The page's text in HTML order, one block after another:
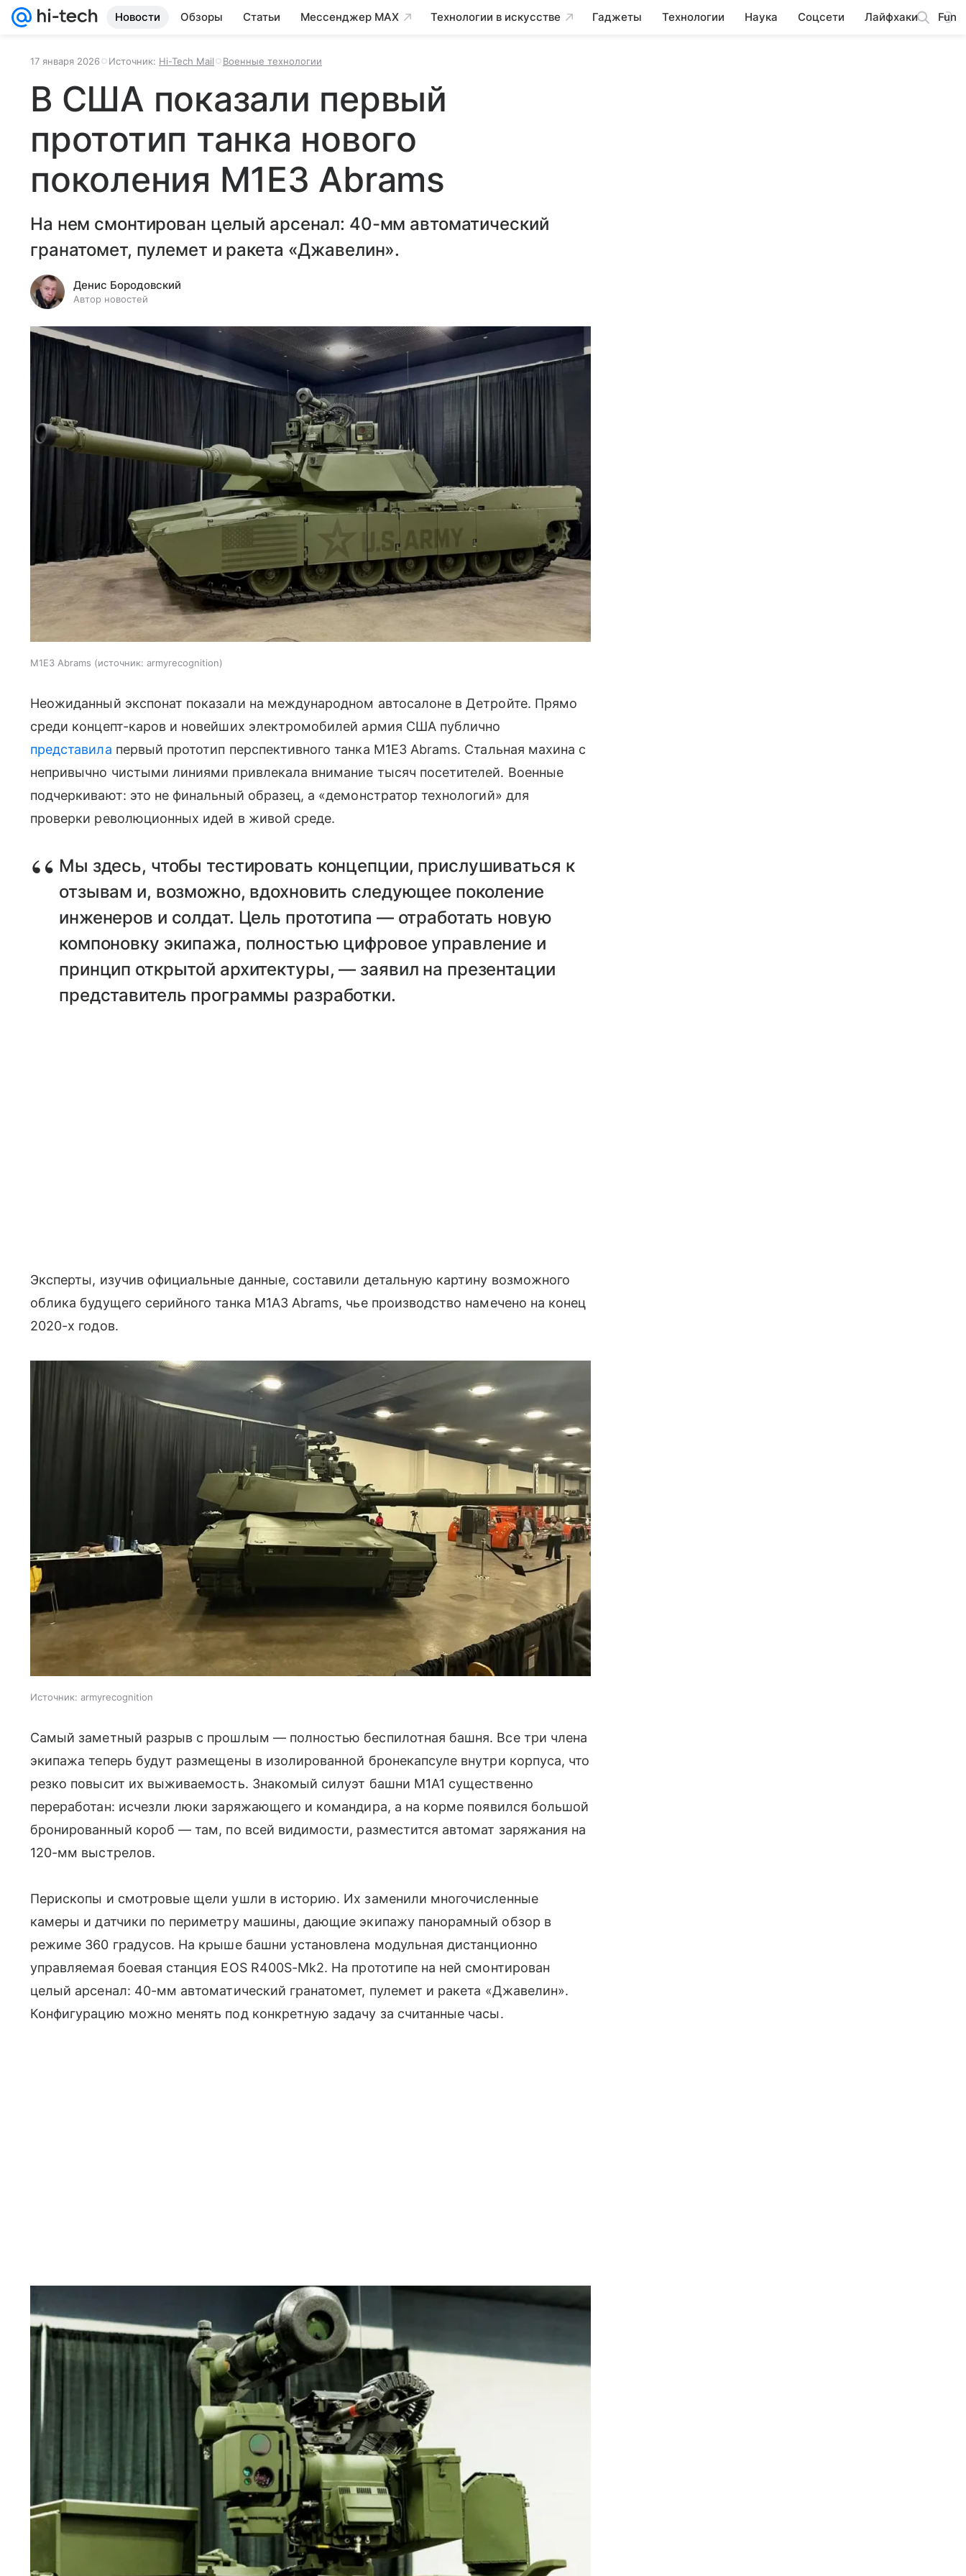
Новости Обзоры Статьи Мессенджер MAX Технологии в искусстве Гаджеты Технологии Наука Соцсети Лайфхаки Fun
17 января 2026 Источник: Hi-Tech Mail Военные технологии
В США показали первый
прототип танка нового
поколения M1E3 Abrams
На нем смонтирован целый арсенал: 40-мм автоматический
гранатомет, пулемет и ракета «Джавелин».
Денис Бородовский
Автор новостей
M1E3 Abrams источник: armyrecognition
Неожиданный экспонат показали на международном автосалоне в Детройте. Прямо
среди концепт-каров и новейших электромобилей армия США публично
представила первый прототип перспективного танка M1E3 Abrams. Стальная махина с
непривычно чистыми линиями привлекала внимание тысяч посетителей. Военные
подчеркивают: это не финальный образец, а «демонстратор технологий» для
проверки революционных идей в живой среде.
Мы здесь, чтобы тестировать концепции, прислушиваться к
отзывам и, возможно, вдохновить следующее поколение
инженеров и солдат. Цель прототипа — отработать новую
компоновку экипажа, полностью цифровое управление и
принцип открытой архитектуры, — заявил на презентации
представитель программы разработки.
Эксперты, изучив официальные данные, составили детальную картину возможного
облика будущего серийного танка M1A3 Abrams, чье производство намечено на конец
2020-х годов.
Источник: armyrecognition
Самый заметный разрыв с прошлым — полностью беспилотная башня. Все три члена
экипажа теперь будут размещены в изолированной бронекапсуле внутри корпуса, что
резко повысит их выживаемость. Знакомый силуэт башни M1A1 существенно
переработан: исчезли люки заряжающего и командира, а на корме появился большой
бронированный короб — там, по всей видимости, разместится автомат заряжания на
120-мм выстрелов.
Перископы и смотровые щели ушли в историю. Их заменили многочисленные
камеры и датчики по периметру машины, дающие экипажу панорамный обзор в
режиме 360 градусов. На крыше башни установлена модульная дистанционно
управляемая боевая станция EOS R400S-Mk2. На прототипе на ней смонтирован
целый арсенал: 40-мм автоматический гранатомет, пулемет и ракета «Джавелин».
Конфигурацию можно менять под конкретную задачу за считанные часы.